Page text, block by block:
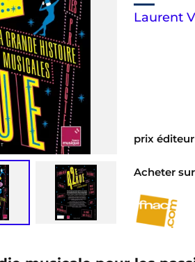
Laurent
prix
Acheter sur